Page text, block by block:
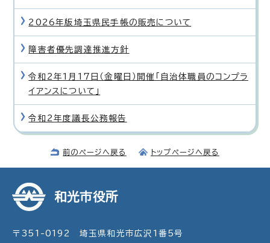
2026年版埼玉県民手帳の販売について
障害者優先調達推進方針
令和2年1月17日（金曜日）開催「自治体職員のコンプラ
イアンスについて」
令和2年度議長公務報告
前のページへ戻る トップページへ戻る
和光市役所
〒351-0192 埼玉県和光市広沢1番5号